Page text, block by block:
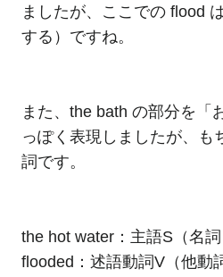
ましたが、ここでの flood
する）ですね。
また、the bath の部分を「
っぽく表現しましたが、も
詞です。
the hot water：主語S（名詞
flooded：述語動詞V（他動